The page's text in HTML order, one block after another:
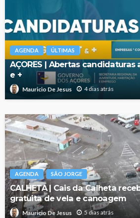
AGENDA ÚLTIMAS
AÇORES | Abertas candidaturas
e +
Mauricio De Jesus 4 dias atrás
AGENDA SÃO JORGE
CALHETA | Cais da Calheta
gratuita de vela e canoagem
Mauricio De Jesus 5 dias atrás